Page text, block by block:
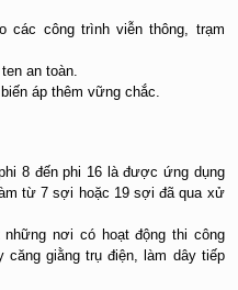
các công trình viễn thông, trạm
an toàn.
áp thêm vững chắc.
8 đến phi 16 là được ứng dụng
từ 7 sợi hoặc 19 sợi đã qua xử
nơi có hoạt động thi công
căng giằng trụ điện, làm dây tiếp